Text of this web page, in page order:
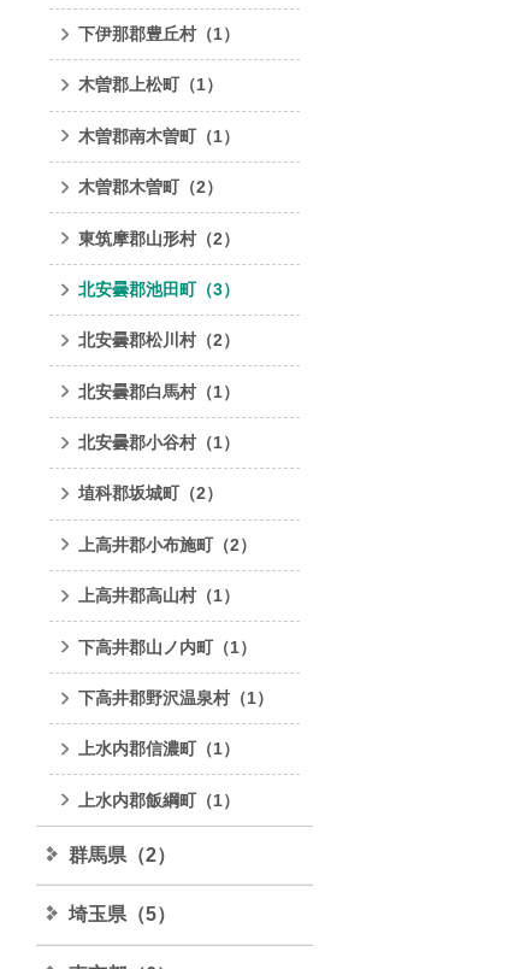
下伊那郡豊丘村（1）
木曽郡上松町（1）
木曽郡南木曽町（1）
木曽郡木曽町（2）
東筑摩郡山形村（2）
北安曇郡池田町（3）
北安曇郡松川村（2）
北安曇郡白馬村（1）
北安曇郡小谷村（1）
埴科郡坂城町（2）
上高井郡小布施町（2）
上高井郡高山村（1）
下高井郡山ノ内町（1）
下高井郡野沢温泉村（1）
上水内郡信濃町（1）
上水内郡飯綱町（1）
群馬県 （2）
埼玉県 （5）